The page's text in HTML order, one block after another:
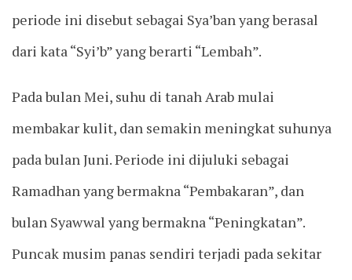
periode ini disebut sebagai Sya’ban yang berasal
dari kata “Syi’b” yang berarti “Lembah”.
Pada bulan Mei, suhu di tanah Arab mulai
membakar kulit, dan semakin meningkat suhunya
pada bulan Juni. Periode ini dijuluki sebagai
Ramadhan yang bermakna “Pembakaran”, dan
bulan Syawwal yang bermakna “Peningkatan”.
Puncak musim panas sendiri terjadi pada sekitar